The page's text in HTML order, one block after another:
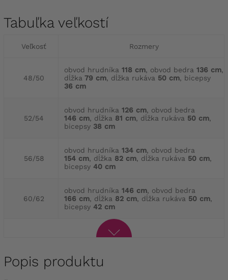
Tabuľka veľkostí
Veľkosť Rozmery
48/50
obvod hrudníka 118 cm, obvod bedra 136 cm,
dĺžka 79 cm, dĺžka rukáva 50 cm, bicepsy
36 cm
52/54
obvod hrudníka 126 cm, obvod bedra
146 cm, dĺžka 81 cm, dĺžka rukáva 50 cm,
bicepsy 38 cm
56/58
obvod hrudníka 134 cm, obvod bedra
154 cm, dĺžka 82 cm, dĺžka rukáva 50 cm,
bicepsy 40 cm
60/62
obvod hrudníka 146 cm, obvod bedra
166 cm, dĺžka 82 cm, dĺžka rukáva 50 cm,
bicepsy 42 cm
Popis produktu